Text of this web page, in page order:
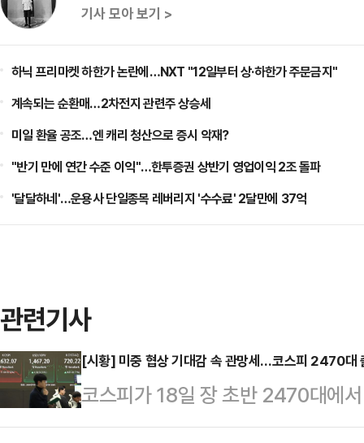
기사 모아 보기 >
하닉 프리마켓 하한가 논란에…NXT "12일부터 상·하한가 주문금지"
계속되는 순환매…2차전지 관련주 상승세
미일 환율 공조…엔 캐리 청산으로 증시 악재?
"반기 만에 연간 수준 이익"…한투증권 상반기 영업이익 2조 돌파
'달달하네'…운용사 단일종목 레버리지 '수수료' 2달만에 37억
관련기사
[시황] 미중 협상 기대감 속 관망세…코스피 2470대
코스피가 18일 장 초반 2470대에
미국과 중국의 협상 기대감이 고조